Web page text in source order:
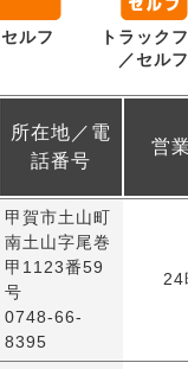
セルフ
トラック
／セルフ
所在地／電
話番号
営
甲賀市土山町
南土山字尾巻
甲1123番59
号
0748-66-
8395
24